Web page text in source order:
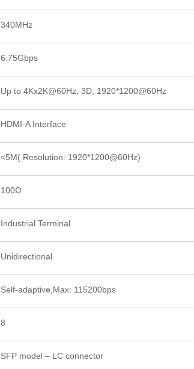
340MHz
6.75Gbps
Up to 4Kx2K@60Hz, 3D, 1920*1200@60Hz
HDMI-A Interface
<5M( Resolution: 1920*1200@60Hz)
100Ω
Industrial Terminal
Unidirectional
Self-adaptive,Max: 115200bps
8
SFP model – LC connector